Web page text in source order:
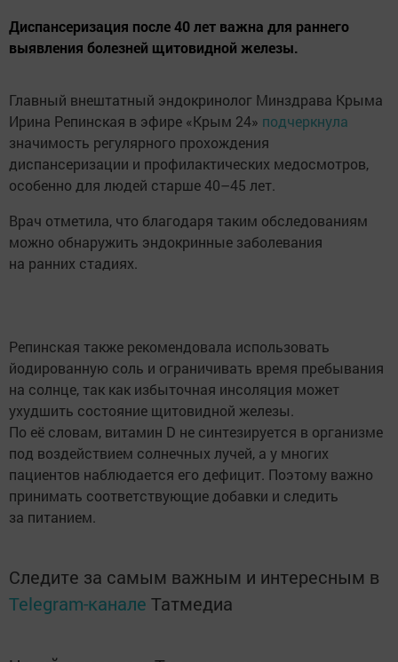
Диспансеризация после 40 лет важна для раннего
выявления болезней щитовидной железы.
Главный внештатный эндокринолог Минздрава Крыма
Ирина Репинская в эфире «Крым 24» подчеркнула
значимость регулярного прохождения
диспансеризации и профилактических медосмотров,
особенно для людей старше 40–45 лет.
Врач отметила, что благодаря таким обследованиям
можно обнаружить эндокринные заболевания
на ранних стадиях.
Репинская также рекомендовала использовать
йодированную соль и ограничивать время пребывания
на солнце, так как избыточная инсоляция может
ухудшить состояние щитовидной железы.
По её словам, витамин D не синтезируется в организме
под воздействием солнечных лучей, а у многих
пациентов наблюдается его дефицит. Поэтому важно
принимать соответствующие добавки и следить
за питанием.
Следите за самым важным и интересным в
Telegram-канале Татмедиа